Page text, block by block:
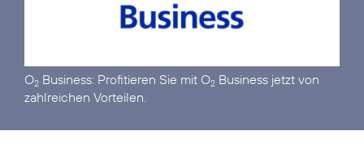
O2 Business: Profitieren Sie mit O2 Business jetzt von
zahlreichen Vorteilen.